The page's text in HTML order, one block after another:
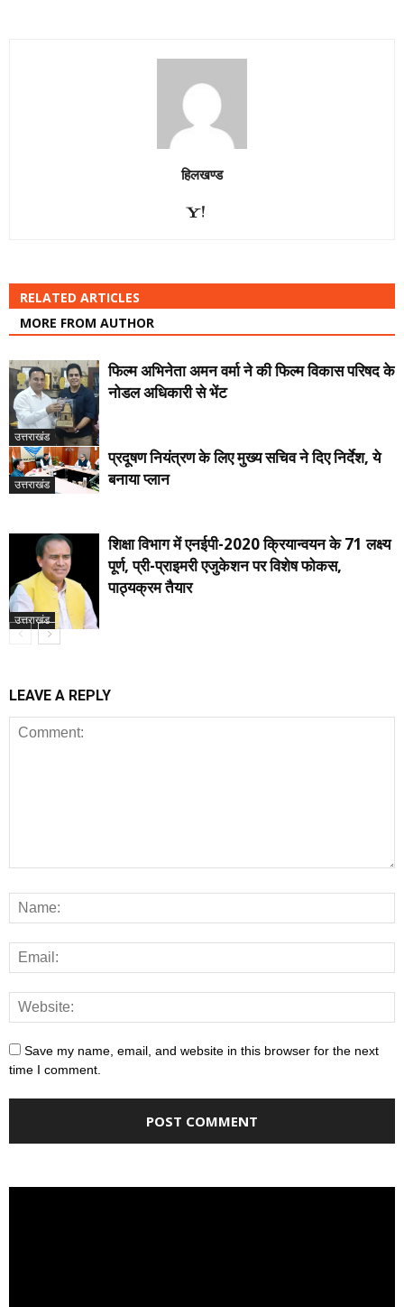
हिलखण्ड
RELATED ARTICLES
MORE FROM AUTHOR
उत्तराखंड
फिल्म अभिनेता अमन वर्मा ने की फिल्म विकास परिषद के
नोडल अधिकारी से भेंट
उत्तराखंड
प्रदूषण नियंत्रण के लिए मुख्य सचिव ने दिए निर्देश, ये
बनाया प्लान
उत्तराखंड
शिक्षा विभाग में एनईपी-2020 क्रियान्वयन के 71 लक्ष्य
पूर्ण, प्री-प्राइमरी एजुकेशन पर विशेष फोकस,
पाठ्यक्रम तैयार
LEAVE A REPLY
Save my name, email, and website in this browser for the next
time I comment.